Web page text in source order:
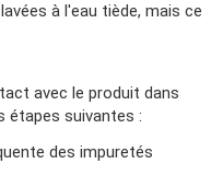
à l'eau tiède, mais ce
avec le produit dans
étapes suivantes :
des impuretés